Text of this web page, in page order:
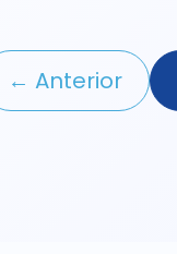
← Anterior